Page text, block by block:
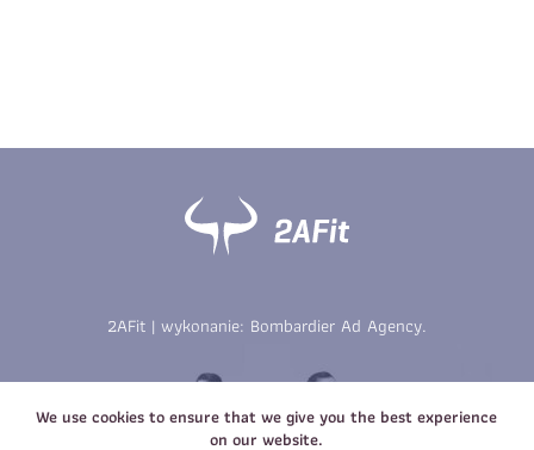
We use cookies to ensure that we give you the best experience
on our website.
2AFit | wykonanie: Bombardier Ad Agency.